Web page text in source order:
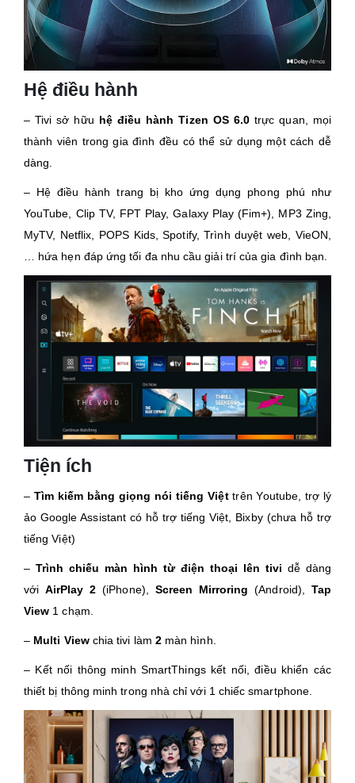
Hệ điều hành
– Tivi sở hữu hệ điều hành Tizen OS 6.0 trực quan, mọi
thành viên trong gia đình đều có thể sử dụng một cách dễ
dàng.
– Hệ điều hành trang bị kho ứng dụng phong phú như
YouTube, Clip TV, FPT Play, Galaxy Play (Fim+), MP3 Zing,
MyTV, Netflix, POPS Kids, Spotify, Trình duyệt web, VieON,
… hứa hẹn đáp ứng tối đa nhu cầu giải trí của gia đình bạn.
Tiện ích
– Tìm kiếm bằng giọng nói tiếng Việttrên Youtube, trợ lý
ảo Google Assistant có hỗ trợ tiếng Việt, Bixby (chưa hỗ trợ
tiếng Việt)
– Trình chiếu màn hình từ điện thoại lên tivi dễ dàng
vớiAirPlay 2 (iPhone), Screen Mirroring (Android), Tap
View 1 chạm.
– Multi Viewchia tivi làm 2màn hình.
– Kết nối thông minh SmartThings kết nối, điều khiển các
thiết bị thông minh trong nhà chỉ với 1 chiếc smartphone.